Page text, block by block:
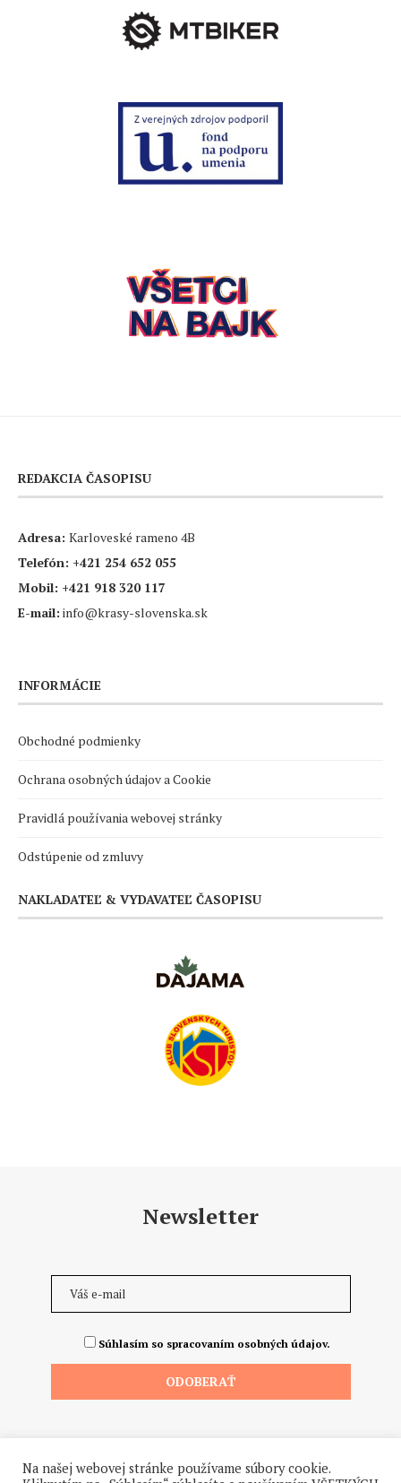
REDAKCIA ČASOPISU
Adresa: Karloveské rameno 4B
Telefón: +421 254 652 055
Mobil: +421 918 320 117
E-mail: info@krasy-slovenska.sk
INFORMÁCIE
Obchodné podmienky
Ochrana osobných údajov a Cookie
Pravidlá používania webovej stránky
Odstúpenie od zmluvy
NAKLADATEĽ & VYDAVATEĽ ČASOPISU
Newsletter
Súhlasím so spracovaním osobných údajov.
Na našej webovej stránke používame súbory cookie.